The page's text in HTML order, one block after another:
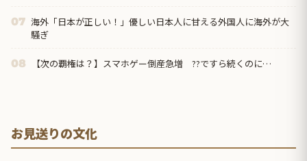
07 海外「日本が正しい！」優しい日本人に甘える外国人に海外が大
騒ぎ
08 【次の覇権は？】スマホゲー倒産急増 ??ですら続くのに…
お見送りの文化